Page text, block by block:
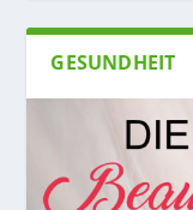
GESUNDHEIT